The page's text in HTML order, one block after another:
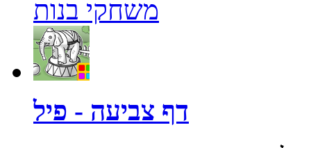
משחקי בנות
דף צביעה - פיל